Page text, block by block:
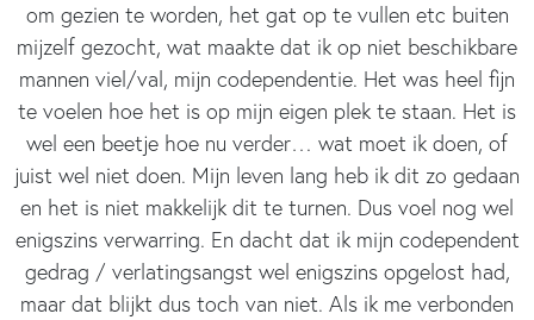
om gezien te worden, het gat op te vullen etc buiten
mijzelf gezocht, wat maakte dat ik op niet beschikbare
mannen viel/val, mijn codependentie. Het was heel fijn
te voelen hoe het is op mijn eigen plek te staan. Het is
wel een beetje hoe nu verder… wat moet ik doen, of
juist wel niet doen. Mijn leven lang heb ik dit zo gedaan
en het is niet makkelijk dit te turnen. Dus voel nog wel
enigszins verwarring. En dacht dat ik mijn codependent
gedrag / verlatingsangst wel enigszins opgelost had,
maar dat blijkt dus toch van niet. Als ik me verbonden